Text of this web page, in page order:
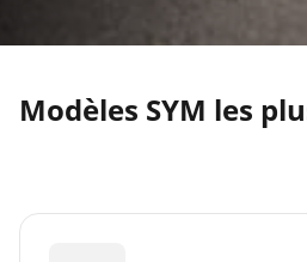
Modèles SYM les